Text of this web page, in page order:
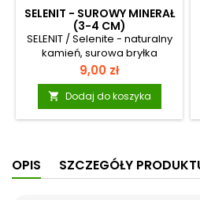
SELENIT - SUROWY MINERAŁ
(3-4 CM)
SELENIT / Selenite - naturalny
kamień, surowa bryłka
Minerał w formie
nieobrobionej, naturalnej.
Uwagi: Ewentualna obecność
spękań, pustek i zagłębień
oraz inkluzji innych minerałów
powstaniu w naturalnych
procesach geologicznych.
Cena
9,00 zł
 Dodaj do koszyka
OPIS SZCZEGÓŁY